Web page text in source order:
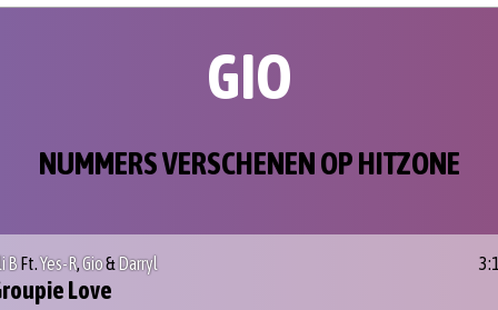
GIO
NUMMERS VERSCHENEN OP HITZONE
BFt.Yes-R,Gio& Darryl
Love